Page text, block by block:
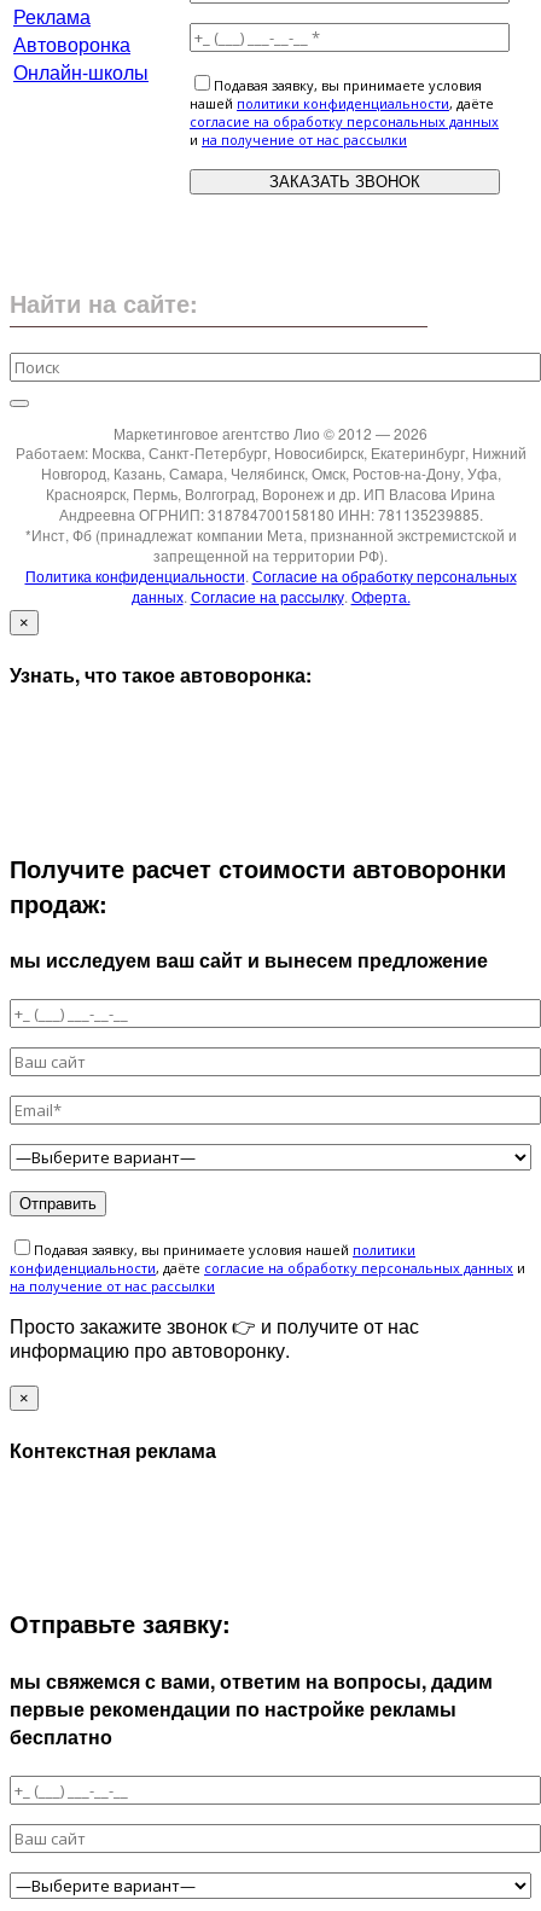
Реклама
Автоворонка
Онлайн-школы
Подавая заявку, вы принимаете условия
нашей политики конфиденциальности, даёте
cогласие на обработку персональных данных
и на получение от нас рассылки
Найти на сайте:
Маркетинговое агентство Лио © 2012 — 2026
Работаем: Москва, Санкт-Петербург, Новосибирск, Екатеринбург, Нижний
Новгород, Казань, Самара, Челябинск, Омск, Ростов-на-Дону, Уфа,
Красноярск, Пермь, Волгоград, Воронеж и др. ИП Власова Ирина
Андреевна ОГРНИП: 318784700158180 ИНН: 781135239885.
*Инст, Фб (принадлежат компании Мета, признанной экстремистской и
запрещенной на территории РФ).
Политика конфиденциальности. Согласие на обработку персональных
данных. Согласие на рассылку. Оферта.
×
Узнать, что такое автоворонка:
Получите расчет стоимости автоворонки
продаж:
мы исследуем ваш сайт и вынесем предложение
Подавая заявку, вы принимаете условия нашей политики
конфиденциальности, даёте cогласие на обработку персональных данных и
на получение от нас рассылки
Просто закажите звонок 👉 и получите от нас
информацию про автоворонку.
×
Контекстная реклама
Отправьте заявку:
мы свяжемся с вами, ответим на вопросы, дадим
первые рекомендации по настройке рекламы
бесплатно